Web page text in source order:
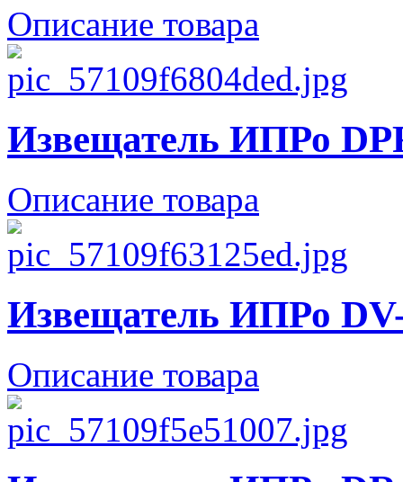
Описание товара
Извещатель ИПРо
Описание товара
Извещатель ИПРо
Описание товара